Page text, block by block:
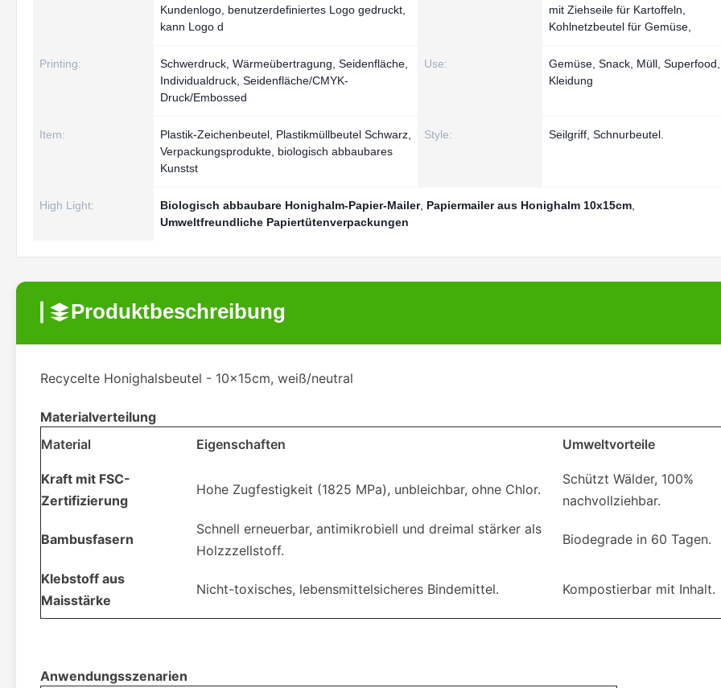
Kundenlogo, benutzerdefiniertes Logo gedruckt,
kann Logo d
mit Ziehseile für Kartoffeln,
Kohlnetzbeutel für Gemüse,
Printing:
Schwerdruck, Wärmeübertragung, Seidenfläche,
Individualdruck, Seidenfläche/CMYK-
Druck/Embossed
Use:
Gemüse, Snack, Müll, Superfood,
Kleidung
Item:
Plastik-Zeichenbeutel, Plastikmüllbeutel Schwarz,
Verpackungsprodukte, biologisch abbaubares
Kunstst
Style: Seilgriff, Schnurbeutel.
High Light: Biologisch abbaubare Honighalm-Papier-Mailer, Papiermailer aus Honighalm 10x15cm
Umweltfreundliche Papiertütenverpackungen
Produktbeschreibung
Recycelte Honighalsbeutel - 10x15cm, weiß/neutral
Materialverteilung
Material
Eigenschaften Umweltvorteile
Kraft mit FSC-
Zertifizierung
Hohe Zugfestigkeit (1825 MPa), unbleichbar, ohne Chlor.
Schützt Wälder, 100%
nachvollziehbar.
Bambusfasern
Schnell erneuerbar, antimikrobiell und dreimal stärker als
Holzzzellstoff.
Biodegrade in 60 Tagen.
Klebstoff aus
Maisstärke
Nicht-toxisches, lebensmittelsicheres Bindemittel. Kompostierbar mit Inhalt.
Anwendungsszenarien